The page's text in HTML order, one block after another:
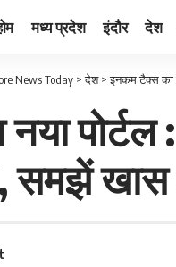
मध्य प्रदेश इंदौर देश
News Today >देश>इनकम टैक्स का
समझें खास